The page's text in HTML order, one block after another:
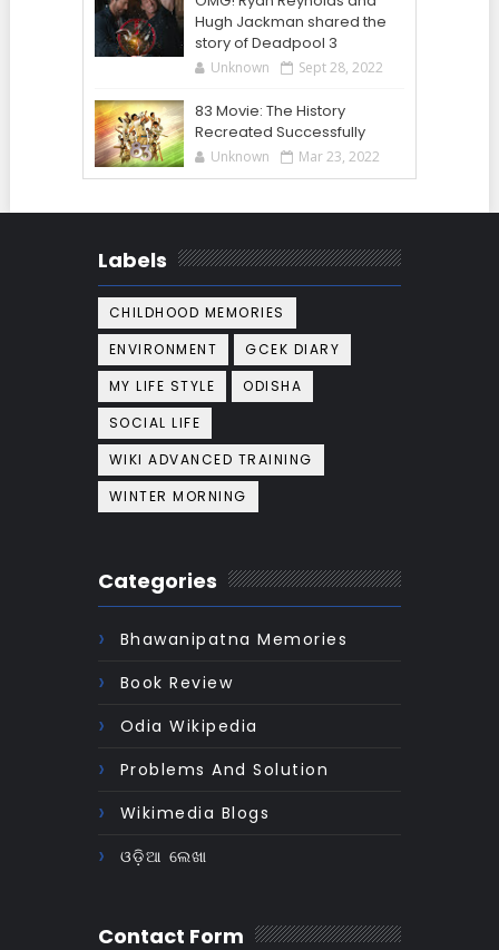
Hugh Jackman shared the
story of Deadpool 3
Unknown Sept 28, 2022
83 Movie: The History
Recreated Successfully
Unknown Mar 23, 2022
Labels
CHILDHOOD MEMORIES
ENVIRONMENT
GCEK DIARY
MY LIFE STYLE
ODISHA
SOCIAL LIFE
WIKI ADVANCED TRAINING
WINTER MORNING
Categories
Bhawanipatna Memories
Book Review
Odia Wikipedia
Problems And Solution
Wikimedia Blogs
ଓଡ଼ିଆ ଲେଖା
Contact Form